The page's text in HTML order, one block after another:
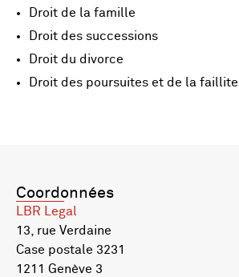
Droit de la famille
Droit des successions
Droit du divorce
Droit des poursuites et de la faillite
Coordonnées
LBR Legal
13, rue Verdaine
Case postale 3231
1211 Genève 3